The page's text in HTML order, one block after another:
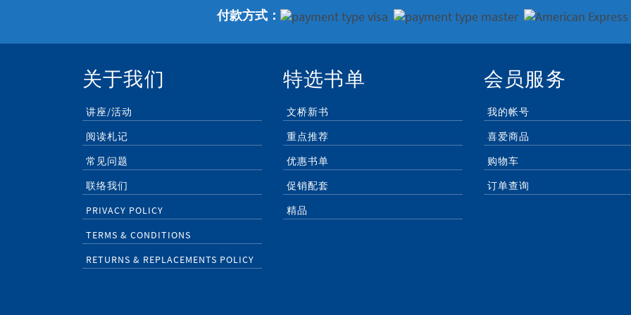
付款方式：
关于我们
讲座/活动
阅读札记
常见问题
联络我们
PRIVACY POLICY
TERMS & CONDITIONS
RETURNS & REPLACEMENTS POLICY
特选书单
文桥新书
重点推荐
优惠书单
促销配套
精品
会员服务
我的帐号
喜爱商品
购物车
订单查询